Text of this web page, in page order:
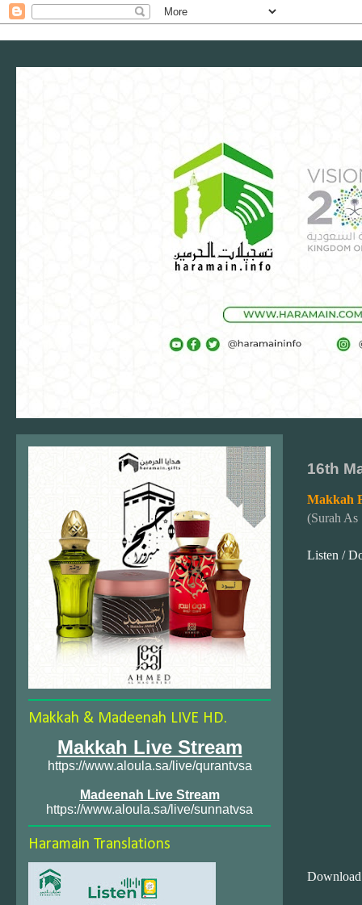
16th
Makkah
(Surah
Listen /
Makkah & Madeenah LIVE HD.
Makkah Live Stream
https://www.aloula.sa/live/qurantvsa
Madeenah Live Stream
https://www.aloula.sa/live/sunnatvsa
Haramain Translations